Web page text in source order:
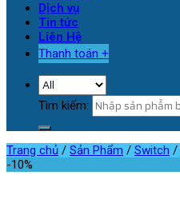
Dịch vụ
Tin tức
Liên Hệ
Thanh toán +
Tìm kiếm:
Trang chủ / Sản Phẩm / Switch /
-10%